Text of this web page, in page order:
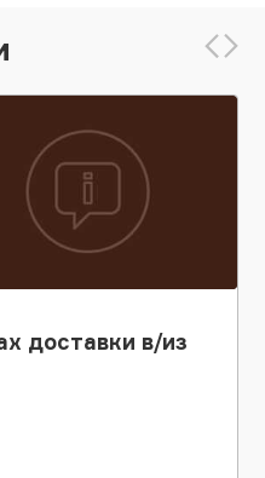
доставки в/из